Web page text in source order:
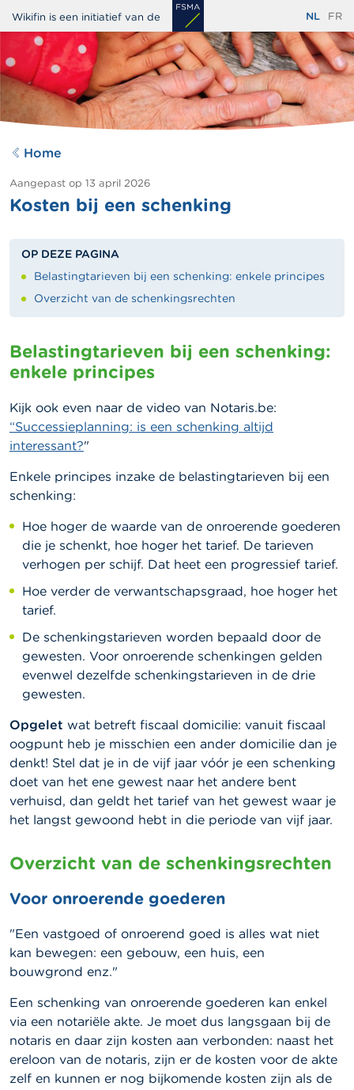
Overslaan
en
de
inhoud
gaan
Wikifin is een initiatief van de NL FR
Home
Aangepast op 13 april 2026
Kosten bij een schenking
OP DEZE PAGINA
Belastingtarieven bij een schenking: enkele principes
Overzicht van de schenkingsrechten
Belastingtarieven bij een schenking:
enkele principes
Kijk ook even naar de video van Notaris.be:
“Successieplanning: is een schenking altijd
interessant?"
Enkele principes inzake de belastingtarieven bij een
schenking:
Hoe hoger de waarde van de onroerende goederen
die je schenkt, hoe hoger het tarief. De tarieven
verhogen per schijf. Dat heet een progressief tarief.
Hoe verder de verwantschapsgraad, hoe hoger het
tarief.
De schenkingstarieven worden bepaald door de
gewesten. Voor onroerende schenkingen gelden
evenwel dezelfde schenkingstarieven in de drie
gewesten.
Opgelet wat betreft fiscaal domicilie: vanuit fiscaal
oogpunt heb je misschien een ander domicilie dan je
denkt! Stel dat je in de vijf jaar vóór je een schenking
doet van het ene gewest naar het andere bent
verhuisd, dan geldt het tarief van het gewest waar je
het langst gewoond hebt in die periode van vijf jaar.
Overzicht van de schenkingsrechten
Voor onroerende goederen
"Een vastgoed of onroerend goed is alles wat niet
kan bewegen: een gebouw, een huis, een
bouwgrond enz."
Een schenking van onroerende goederen kan enkel
via een notariële akte. Je moet dus langsgaan bij de
notaris en daar zijn kosten aan verbonden: naast het
ereloon van de notaris, zijn er de kosten voor de akte
zelf en kunnen er nog bijkomende kosten zijn als de